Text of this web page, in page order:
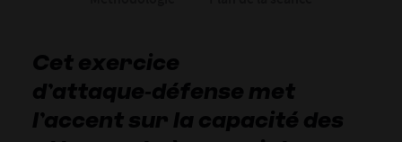
Cet exercice
d’attaque‑défense met
l’accent sur la capacité des